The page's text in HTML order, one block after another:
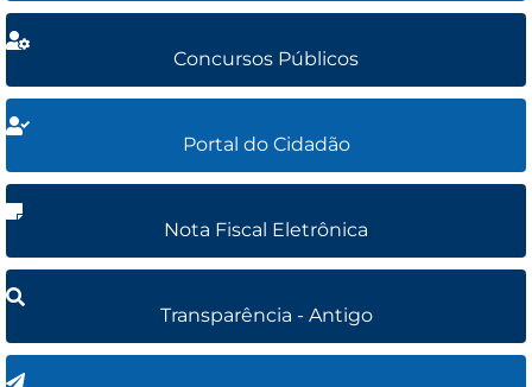
Concursos Públicos
Portal do Cidadão
Nota Fiscal Eletrônica
Transparência - Antigo